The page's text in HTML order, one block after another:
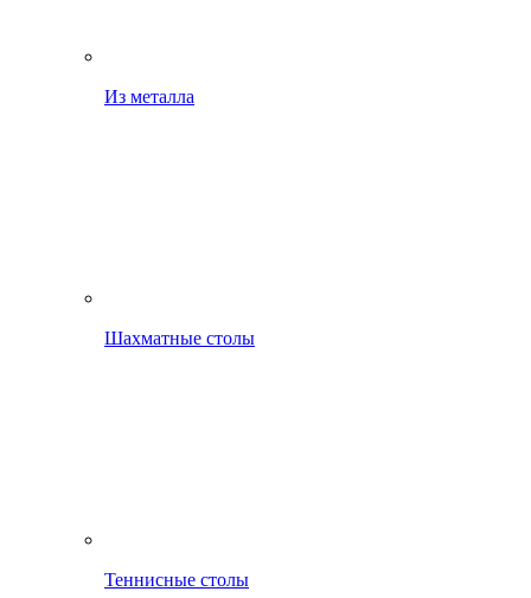
Из металла
Шахматные столы
Теннисные столы